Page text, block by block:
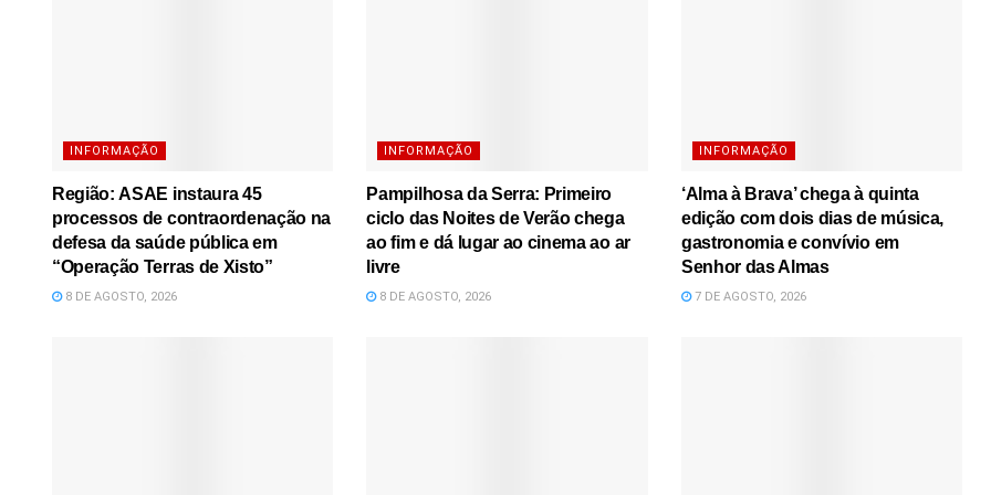
INFORMAÇÃO
Região: ASAE instaura 45
processos de contraordenação na
defesa da saúde pública em
“Operação Terras de Xisto”
8 DE AGOSTO, 2026
INFORMAÇÃO
Pampilhosa da Serra: Primeiro
ciclo das Noites de Verão chega
ao fim e dá lugar ao cinema ao ar
livre
8 DE AGOSTO, 2026
INFORMAÇÃO
‘Alma à Brava’ chega à quinta
edição com dois dias de música,
gastronomia e convívio em
Senhor das Almas
7 DE AGOSTO, 2026